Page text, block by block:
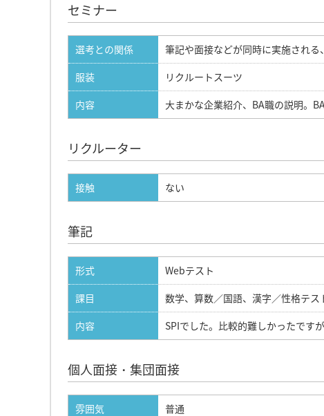
セミナー
選考との関係
筆記や面接などが同時に実施され
服装
リクルートスーツ
内容
大まかな企業紹介、BA職の説明。
リクルーター
接触 ない
筆記
形式
Webテスト
課目
数学、算数／国語、漢字／性格テス
内容
SPIでした。比較的難しかったです
個人面接・集団面接
雰囲気
普通